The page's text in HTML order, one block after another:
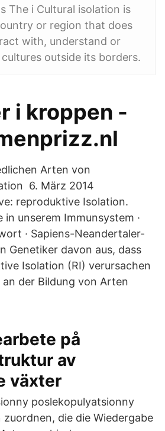
The i Cultural isolation is
or region that does
with, understand or
outside its borders.
i kroppen -
Arten von
6. März 2014
reproduktive Isolation.
unserem Immunsystem ·
· Sapiens-Neandertaler-
Genetiker davon aus, dass
Isolation (RI) verursachen
der Bildung von Arten
på
av
växter
poslekopulyatsionny
zuordnen, die die Wiedergabe